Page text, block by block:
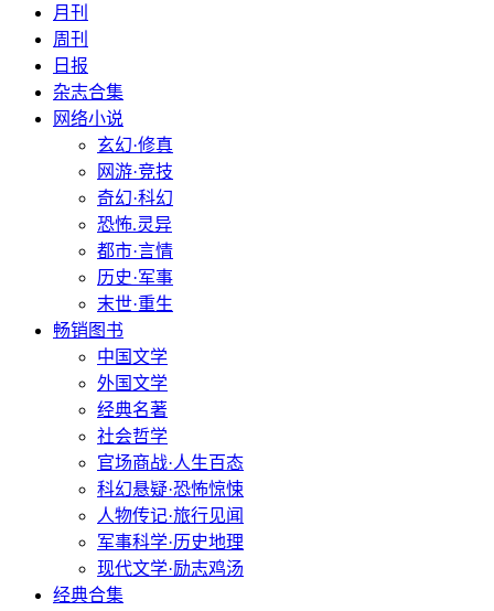
月刊
周刊
日报
杂志合集
网络小说
玄幻·修真
网游·竞技
奇幻·科幻
恐怖.灵异
都市·言情
历史·军事
末世·重生
畅销图书
中国文学
外国文学
经典名著
社会哲学
官场商战·人生百态
科幻悬疑·恐怖惊悚
人物传记·旅行见闻
军事科学·历史地理
现代文学·励志鸡汤
经典合集